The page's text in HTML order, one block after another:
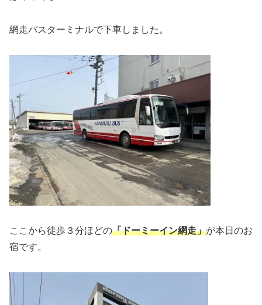
網走バスターミナルで下車しました。
ここから徒歩３分ほどの「ドーミーイン網走」が本日のお
宿です。